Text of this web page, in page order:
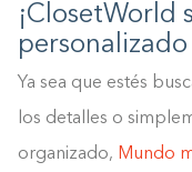
¡ClosetWorld
Ya sea que estés
los detalles o
organizado, Mundo